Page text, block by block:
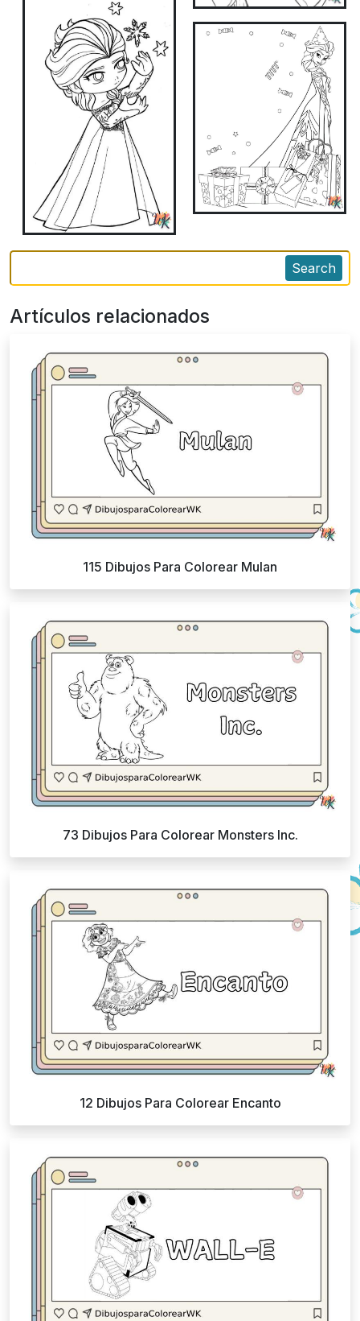
Search
Artículos relacionados
115 Dibujos Para Colorear Mulan
73 Dibujos Para Colorear Monsters Inc.
12 Dibujos Para Colorear Encanto